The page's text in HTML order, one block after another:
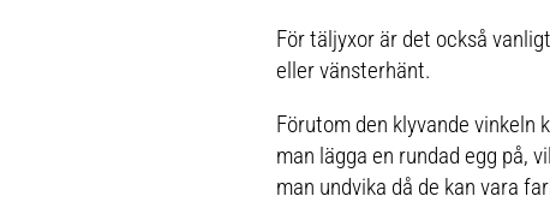
För täljyxor är det också
eller vänsterhänt.
Förutom den klyvande vinkeln
man lägga en rundad egg på,
man undvika då de kan vara